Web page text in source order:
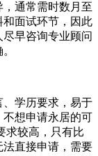
通常需时数月至
面试环节，因此
早咨询专业顾问
学历要求，易于
想申请永居的可
求较高，只有比
直接申请，需要